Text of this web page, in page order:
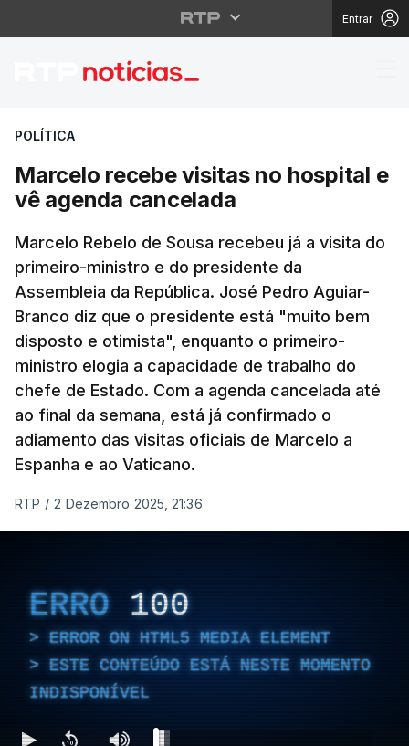
Entrar
Marcelo recebe
POLÍTICA
Marcelo recebe visitas no hospital e
vê agenda cancelada
Marcelo Rebelo de Sousa recebeu já a visita do
primeiro-ministro e do presidente da
Assembleia da República. José Pedro Aguiar-
Branco diz que o presidente está "muito bem
disposto e otimista", enquanto o primeiro-
ministro elogia a capacidade de trabalho do
chefe de Estado. Com a agenda cancelada até
ao final da semana, está já confirmado o
adiamento das visitas oficiais de Marcelo a
Espanha e ao Vaticano.
RTP / 2 Dezembro 2025, 21:36
ERRO 100
ERROR ON HTML5 MEDIA ELEMENT
ESTE CONTEÚDO ESTÁ NESTE MOMENTO
INDISPONÍVEL